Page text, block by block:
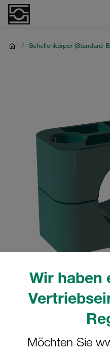
Wir haben
Möchten Sie
/ Schellenkörper (Standard-